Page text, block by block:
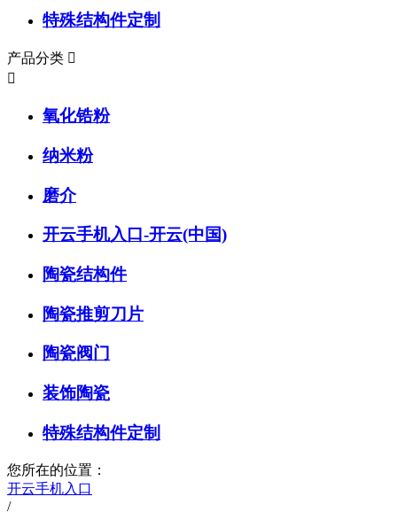
特殊结构件定制
产品分类 

氧化锆粉
纳米粉
磨介
开云手机入口-开云(中国)
陶瓷结构件
陶瓷推剪刀片
陶瓷阀门
装饰陶瓷
特殊结构件定制
您所在的位置：
开云手机入口
/